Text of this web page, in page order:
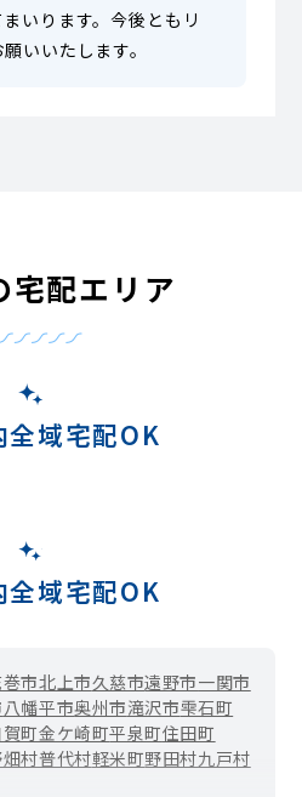
いります。今後ともリ
いいたします。
宅配エリア
全域宅配OK
全域宅配OK
市北上市久慈市遠野市一関市
八幡平市奥州市滝沢市雫石町
町金ケ崎町平泉町住田町
村普代村軽米町野田村九戸村